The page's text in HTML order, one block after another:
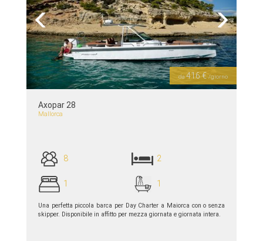
Previous Next
da 416 € /giorno
Axopar 28
Mallorca
8 2
1 1
Una perfetta piccola barca per Day Charter a Maiorca con o senza
skipper. Disponibile in affitto per mezza giornata e giornata intera.